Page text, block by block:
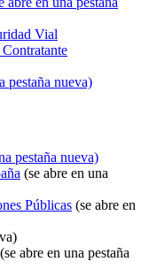
Vial
pestaña nueva)
pestaña nueva)
(se abre en una
Públicas (se abre en
(se abre en una pestaña